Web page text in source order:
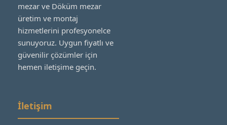
mezar ve Döküm mezar
üretim ve montaj
hizmetlerini profesyonelce
sunuyoruz. Uygun fiyatlı ve
güvenilir çözümler için
hemen iletişime geçin.
İletişim